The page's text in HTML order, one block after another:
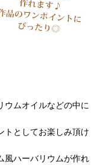
ウムオイルなどの中に
トとしてお楽しみ頂け
風ハーバリウムが作れ